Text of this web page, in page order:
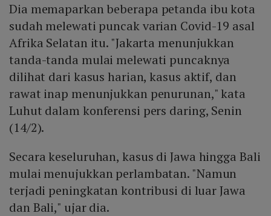
Dia memaparkan beberapa petanda ibu kota
sudah melewati puncak varian Covid-19 asal
Afrika Selatan itu. "Jakarta menunjukkan
tanda-tanda mulai melewati puncaknya
dilihat dari kasus harian, kasus aktif, dan
rawat inap menunjukkan penurunan," kata
Luhut dalam konferensi pers daring, Senin
(14/2).
Secara keseluruhan, kasus di Jawa hingga Bali
mulai menujukkan perlambatan. "Namun
terjadi peningkatan kontribusi di luar Jawa
dan Bali," ujar dia.